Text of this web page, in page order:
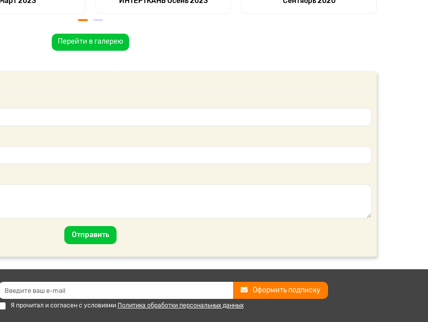
Перейти в галерею
Отправить
Оформить подписку
Я прочитал и согласен с условиями Политика обработки персональных данных